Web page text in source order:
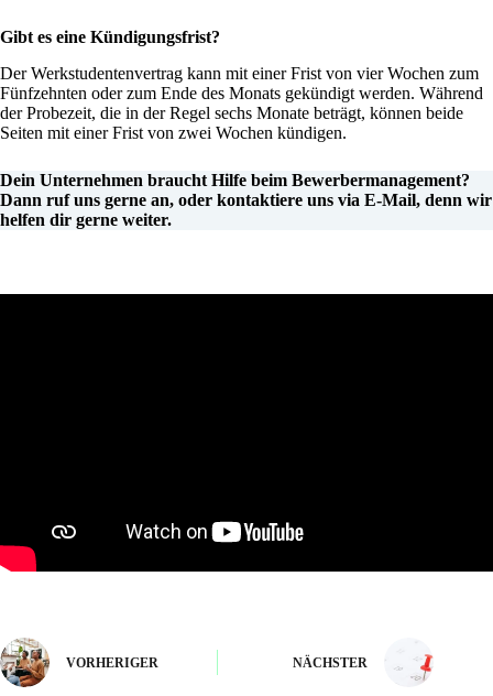
Gibt es eine Kündigungsfrist?
Der Werkstudentenvertrag kann mit einer Frist von vier Wochen zum
Fünfzehnten oder zum Ende des Monats gekündigt werden. Während
der Probezeit, die in der Regel sechs Monate beträgt, können beide
Seiten mit einer Frist von zwei Wochen kündigen.
Dein Unternehmen braucht Hilfe beim Bewerbermanagement?
Dann ruf uns gerne an, oder kontaktiere uns via E-Mail, denn wir
helfen dir gerne weiter.
VORHERIGER NÄCHSTER